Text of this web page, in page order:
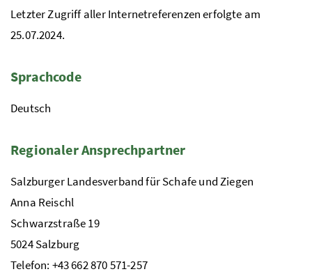
Letzter Zugriff aller Internetreferenzen erfolgte am
25.07.2024.
Sprachcode
Deutsch
Regionaler Ansprechpartner
Salzburger Landesverband für Schafe und Ziegen
Anna Reischl
Schwarzstraße 19
5024 Salzburg
Telefon: +43 662 870 571-257